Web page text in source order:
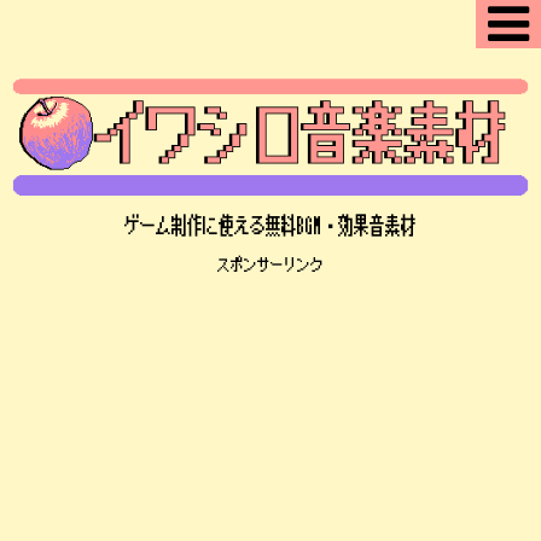
ゲーム制作に使える無料BGM・効果音素材
スポンサーリンク